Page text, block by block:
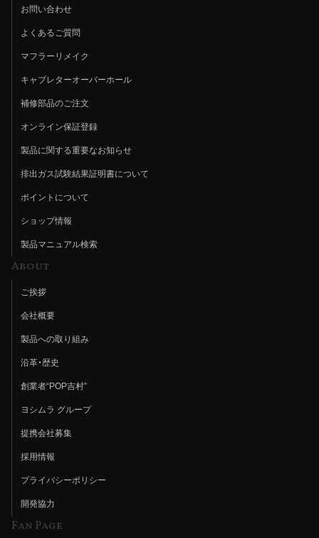
お問い合わせ
よくあるご質問
マフラーリメイク
キャブレターオーバーホール
補修部品のご注文
オンライン保証登録
製品に関する重要なお知らせ
排出ガス試験結果証明書について
ポイントについて
ショップ情報
製品マニュアル検索
About
ご挨拶
会社概要
製品への取り組み
沿革・歴史
創業者“POP吉村”
ヨシムラ グループ
提携会社募集
採用情報
プライバシーポリシー
開発協力
Fan Page